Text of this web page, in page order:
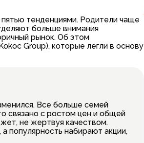
тенденциями. Родители чаще
больше внимания
рынок. Об этом
Group), которые легли в основу
Все больше семей
связано с ростом цен и общей
не жертвуя качеством.
популярность набирают акции,